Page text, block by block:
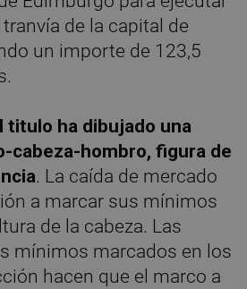
de la capital de
un importe de 123,5
titulo ha dibujado una
cabeza-hombro, figura de
. La caída de mercado
a marcar sus mínimos
de la cabeza. Las
mínimos marcados en los
hacen que el marco a